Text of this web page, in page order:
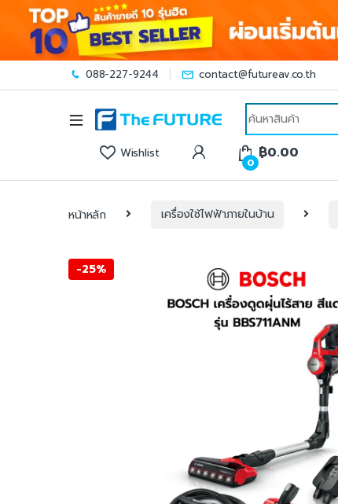
088-227-9244 contact@futureav.co.th
Search for:
Wishlist
0
฿0.00
หน้าหลัก เครื่องใช้ไฟฟ้าภายในบ้าน
-25%